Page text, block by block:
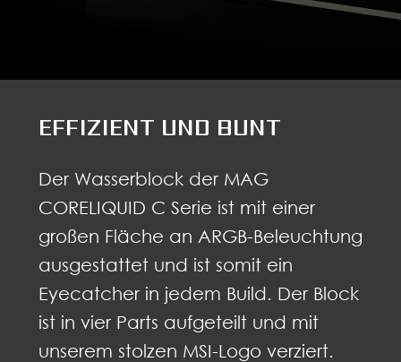
EFFIZIENT UND BUNT
Der Wasserblock der MAG
CORELIQUID C Serie ist mit einer
großen Fläche an ARGB-Beleuchtung
ausgestattet und ist somit ein
Eyecatcher in jedem Build. Der Block
ist in vier Parts aufgeteilt und mit
unserem stolzen MSI-Logo verziert.